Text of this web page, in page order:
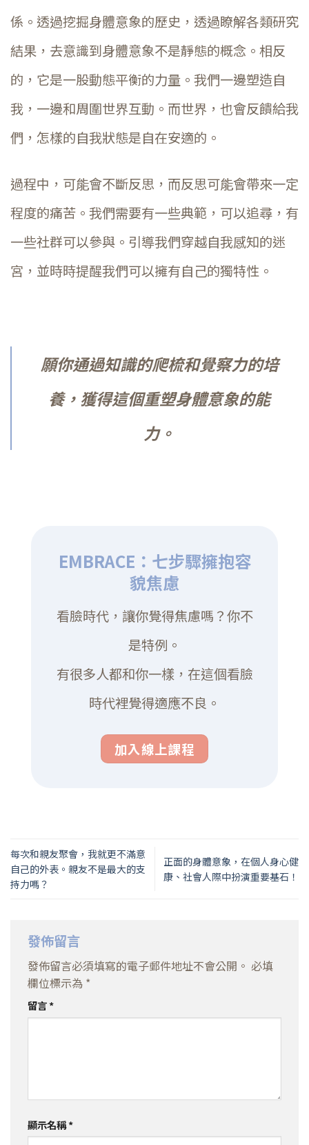
係。透過挖掘身體意象的歷史，透過瞭解各類研究
結果，去意識到身體意象不是靜態的概念。相反
的，它是一股動態平衡的力量。我們一邊塑造自
我，一邊和周圍世界互動。而世界，也會反饋給我
們，怎樣的自我狀態是自在安適的。
過程中，可能會不斷反思，而反思可能會帶來一定
程度的痛苦。我們需要有一些典範，可以追尋，有
一些社群可以參與。引導我們穿越自我感知的迷
宮，並時時提醒我們可以擁有自己的獨特性。
願你通過知識的爬梳和覺察力的培
養，獲得這個重塑身體意象的能
力。
EMBRACE：七步驟擁抱容
貌焦慮
看臉時代，讓你覺得焦慮嗎？你不
是特例。
有很多人都和你一樣，在這個看臉
時代裡覺得適應不良。
加入線上課程
每次和親友聚會，我就更不滿意
自己的外表。親友不是最大的支
持力嗎？
正面的身體意象，在個人身心健
康、社會人際中扮演重要基石！
發佈留言
發佈留言必須填寫的電子郵件地址不會公開。 必填
欄位標示為 *
留言*
顯示名稱*